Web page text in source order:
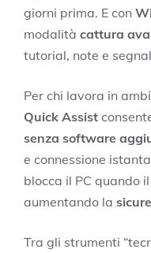
giorni prima. E con
modalità cattura
tutorial, note e
Per chi lavora in
Quick Assist
senza software
e connessione
blocca il PC quando
aumentando la
Tra gli strumenti